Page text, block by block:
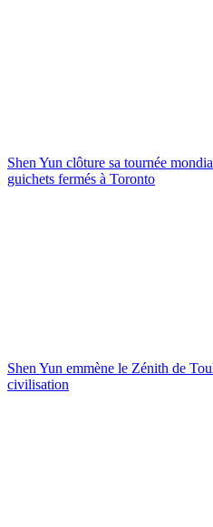
Shen Yun clôture sa tournée
guichets fermés à Toronto
Shen Yun emmène le Zénith de
civilisation